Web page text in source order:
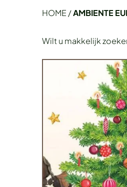
HOME /AMBIENTE
Wilt u makkelijk